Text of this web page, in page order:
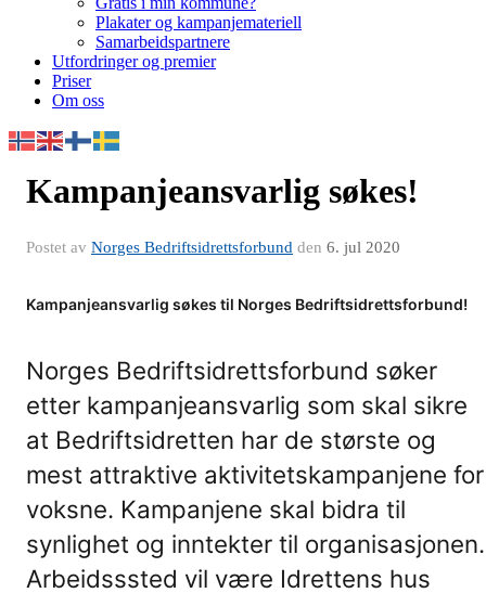
Plakater og kampanjemateriell
Samarbeidspartnere
Utfordringer og premier
Priser
Om oss
Kampanjeansvarlig søkes!
Postet av Norges Bedriftsidrettsforbund den 6. jul 2020
Kampanjeansvarlig søkes til Norges Bedriftsidrettsforbund!
Norges Bedriftsidrettsforbund søker
etter kampanjeansvarlig som skal sikre
at Bedriftsidretten har de største og
mest attraktive aktivitetskampanjene for
voksne. Kampanjene skal bidra til
synlighet og inntekter til organisasjonen.
Arbeidsssted vil være Idrettens hus